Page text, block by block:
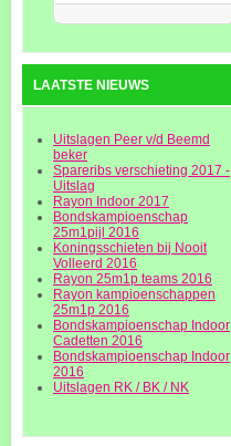
LAATSTE NIEUWS
Uitslagen Peer v/d Beemd
beker
Spareribs verschieting 2017 -
Uitslag
Rayon Indoor 2017
Bondskampioenschap
25m1pijl 2016
Koningsschieten bij Nooit
Volleerd 2016
Rayon 25m1p teams 2016
Rayon kampioenschappen
25m1p 2016
Bondskampioenschap Indoor
Cadetten 2016
Bondskampioenschap Indoor
2016
Uitslagen RK / BK / NK